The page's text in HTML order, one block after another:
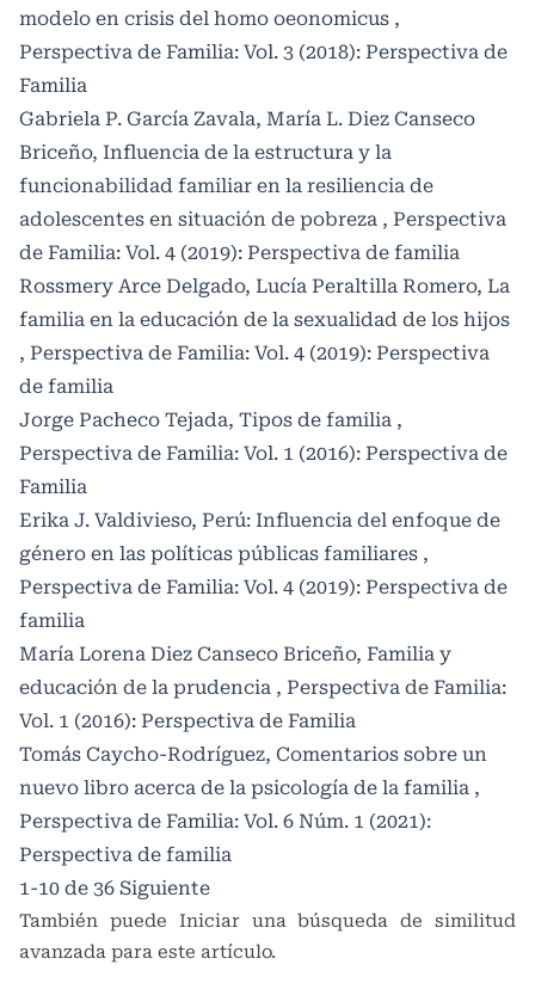
modelo en crisis del homo oeonomicus ,
Perspectiva de Familia: Vol. 3 (2018): Perspectiva de
Familia
Gabriela P. García Zavala, María L. Diez Canseco
Briceño, Influencia de la estructura y la
funcionabilidad familiar en la resiliencia de
adolescentes en situación de pobreza , Perspectiva
de Familia: Vol. 4 (2019): Perspectiva de familia
Rossmery Arce Delgado, Lucía Peraltilla Romero, La
familia en la educación de la sexualidad de los hijos
, Perspectiva de Familia: Vol. 4 (2019): Perspectiva
de familia
Jorge Pacheco Tejada, Tipos de familia ,
Perspectiva de Familia: Vol. 1 (2016): Perspectiva de
Familia
Erika J. Valdivieso, Perú: Influencia del enfoque de
género en las políticas públicas familiares ,
Perspectiva de Familia: Vol. 4 (2019): Perspectiva de
familia
María Lorena Diez Canseco Briceño, Familia y
educación de la prudencia , Perspectiva de Familia:
Vol. 1 (2016): Perspectiva de Familia
Tomás Caycho-Rodríguez, Comentarios sobre un
nuevo libro acerca de la psicología de la familia ,
Perspectiva de Familia: Vol. 6 Núm. 1 (2021):
Perspectiva de familia
1-10 de 36 Siguiente
También puede Iniciar una búsqueda de similitud
avanzada para este artículo.